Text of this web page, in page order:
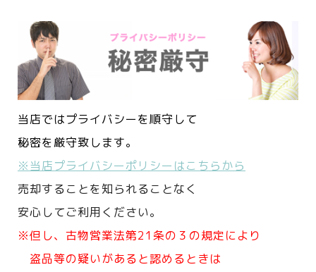
当店ではプライバシーを順守して
秘密を厳守致します。
※当店プライバシーポリシーはこちらから
売却することを知られることなく
安心してご利用ください。
※但し、古物営業法第21条の３の規定により
盗品等の疑いがあると認めるときは